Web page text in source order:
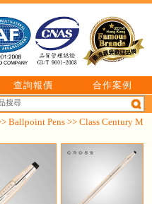
查詢報價
合作案例
Ballpoint Pens >> Class Century M